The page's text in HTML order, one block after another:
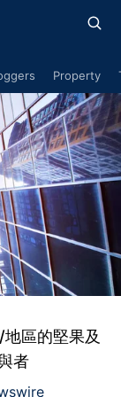
Property
區的堅果及
者